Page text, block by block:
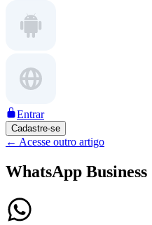
Entrar
Cadastre-se
← Acesse outro artigo
WhatsApp Business